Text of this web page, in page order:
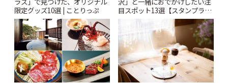
限定グッズ10選 | ことりっぷ
目スポット13選【スタンプラリ
ー開催中】 | ことりっぷ